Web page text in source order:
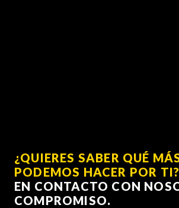
¿QUIERES SABER QUÉ
PODEMOS HACER POR TI?
EN CONTACTO CON
COMPROMISO.